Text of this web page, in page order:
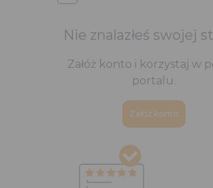
Nie znalazłeś swojej
Załóż konto i korzystaj w
portalu.
Załóż konto